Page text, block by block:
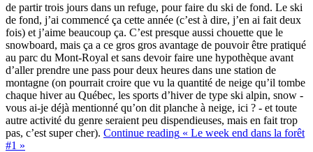
de partir trois jours dans un refuge, pour faire du ski de fond. Le ski
de fond, j’ai commencé ça cette année (c’est à dire, j’en ai fait deux
fois) et j’aime beaucoup ça. C’est presque aussi chouette que le
snowboard, mais ça a ce gros gros avantage de pouvoir être pratiqué
au parc du Mont-Royal et sans devoir faire une hypothèque avant
d’aller prendre une pass pour deux heures dans une station de
montagne (on pourrait croire que vu la quantité de neige qu’il tombe
chaque hiver au Québec, les sports d’hiver de type ski alpin, snow -
vous ai-je déjà mentionné qu’on dit planche à neige, ici ? - et toute
autre activité du genre seraient peu dispendieuses, mais en fait trop
pas, c’est super cher). Continue reading « Le week end dans la forêt
#1 »